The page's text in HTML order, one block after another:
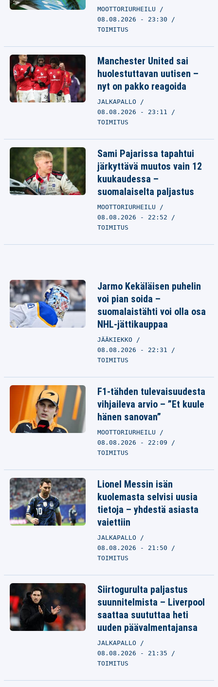
MOOTTORIURHEILU
08.08.2026 - 23:30
TOIMITUS
Manchester United sai
huolestuttavan uutisen –
nyt on pakko reagoida
JALKAPALLO
08.08.2026 - 23:11
TOIMITUS
Sami Pajarissa tapahtui
järkyttävä muutos vain 12
kuukaudessa –
suomalaiselta paljastus
MOOTTORIURHEILU
08.08.2026 - 22:52
TOIMITUS
Jarmo Kekäläisen puhelin
voi pian soida –
suomalaistähti voi olla osa
NHL-jättikauppaa
JÄÄKIEKKO
08.08.2026 - 22:31
TOIMITUS
F1-tähden tulevaisuudesta
vihjaileva arvio – ”Et kuule
hänen sanovan”
MOOTTORIURHEILU
08.08.2026 - 22:09
TOIMITUS
Lionel Messin isän
kuolemasta selvisi uusia
tietoja – yhdestä asiasta
vaiettiin
JALKAPALLO
08.08.2026 - 21:50
TOIMITUS
Siirtogurulta paljastus
suunnitelmista – Liverpool
saattaa suututtaa heti
uuden päävalmentajansa
JALKAPALLO
08.08.2026 - 21:35
TOIMITUS